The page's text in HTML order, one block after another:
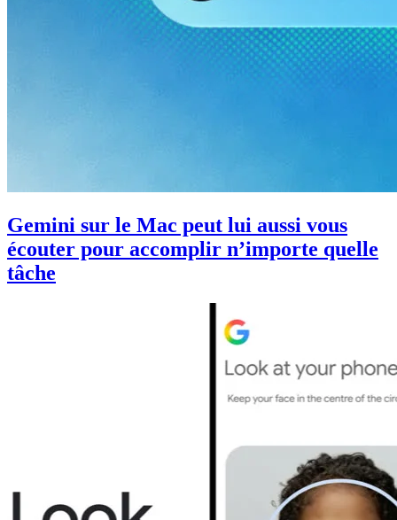
Gemini sur le Mac peut lui aussi vous
écouter pour accomplir n’importe quelle
tâche